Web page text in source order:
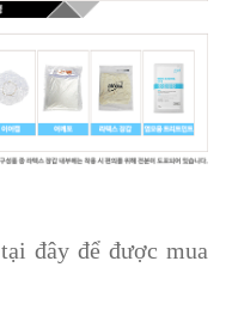
tại đây để được mua